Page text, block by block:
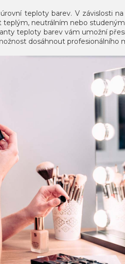
teploty barev. V závislosti
neutrálním nebo
teploty barev vám umožní
dosáhnout profesionálního